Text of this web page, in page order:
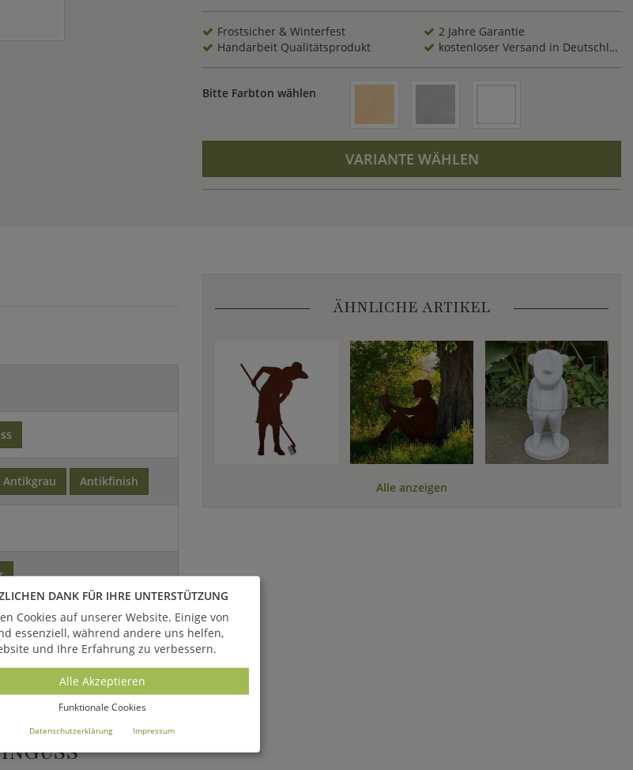
Frostsicher & Winterfest
2 Jahre Garantie
Handarbeit Qualitätsprodukt
kostenloser Versand in Deutschland
Bitte Farbton wählen
VARIANTE WÄHLEN
Antikgrau Antikfinish
ÄHNLICHE ARTIKEL
Alle anzeigen
DANK FÜR IHRE UNTERSTÜTZUNG
Cookies auf unserer Website. Einige von
essenziell, während andere uns helfen,
und Ihre Erfahrung zu verbessern.
Alle Akzeptieren
Funktionale Cookies
Datenschutzerklärung Impressum